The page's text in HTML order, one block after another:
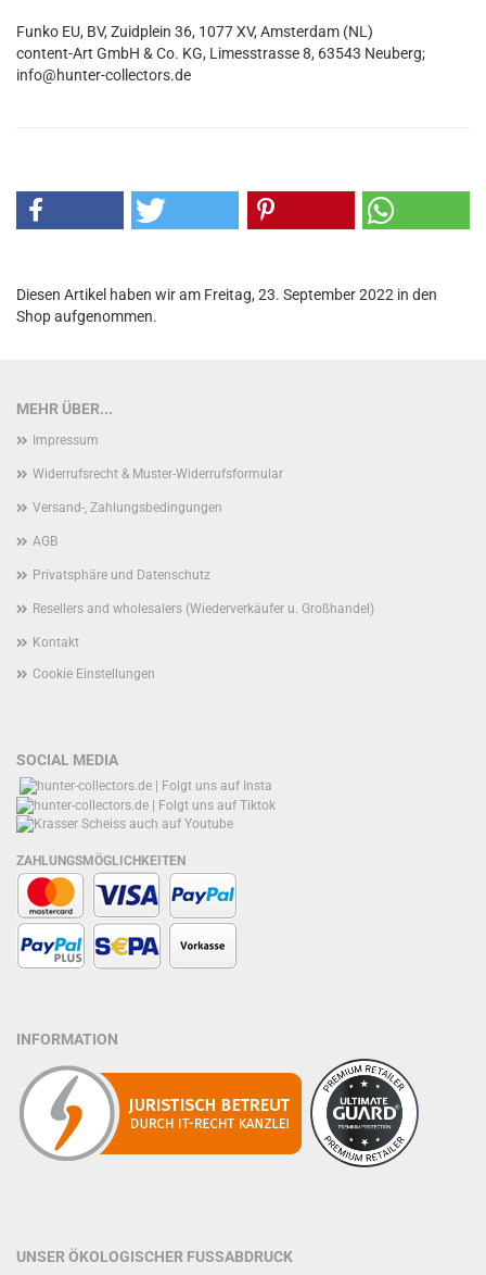
Funko EU, BV, Zuidplein 36, 1077 XV, Amsterdam (NL)
content-Art GmbH & Co. KG, Limesstrasse 8, 63543 Neuberg;
info@hunter-collectors.de
Diesen Artikel haben wir am Freitag, 23. September 2022 in den
Shop aufgenommen.
MEHR ÜBER...
Impressum
Widerrufsrecht & Muster-Widerrufsformular
Versand-, Zahlungsbedingungen
AGB
Privatsphäre und Datenschutz
Resellers and wholesalers (Wiederverkäufer u. Großhandel)
Kontakt
Cookie Einstellungen
SOCIAL MEDIA
ZAHLUNGSMÖGLICHKEITEN
INFORMATION
UNSER ÖKOLOGISCHER FUSSABDRUCK